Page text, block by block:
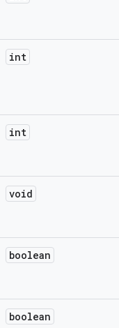
int
int
void
boolean
boolean